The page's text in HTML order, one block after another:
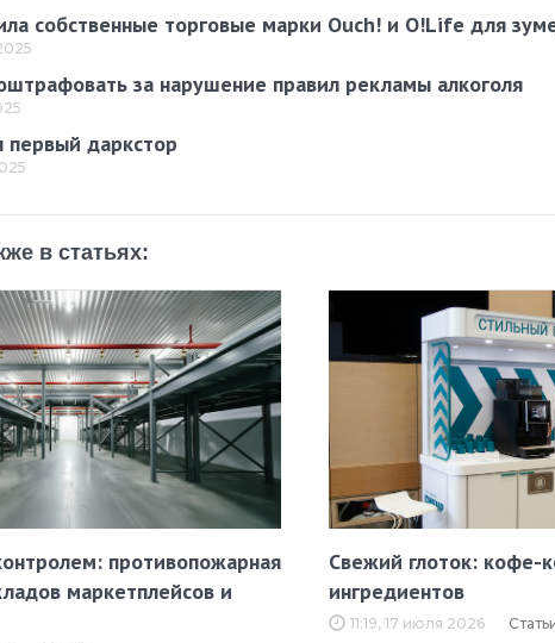
собственные торговые марки Ouch! и O!Life для
за нарушение правил рекламы алкоголя
первый даркстор
в статьях:
противопожарная
маркетплейсов и
Свежий глоток: кофе-
ингредиентов
11:19, 17 июля 2026